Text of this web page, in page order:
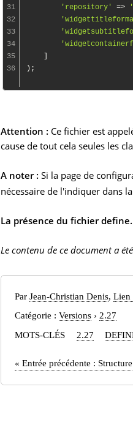
31
32
33
34
35
36
'repository'
=>
    ]
Attention : Ce fichier est
cause de tout cela seules les
A noter : Si la page de
nécessaire de l'indiquer dans
La présence du fichier
Le contenu de ce document a
ParJean-Christian Denis,Lien
Catégorie :Versions ›2.27
MOTS-CLÉS
2.27
«Entrée précédente :